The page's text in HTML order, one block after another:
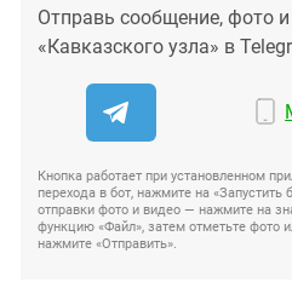
Отправь сообщение, фото
«Кавказского узла» в
Кнопка работает при установленном
перехода в бот, нажмите на
отправки фото и видео — нажмите на
функцию «Файл», затем отметьте фото
нажмите «Отправить».